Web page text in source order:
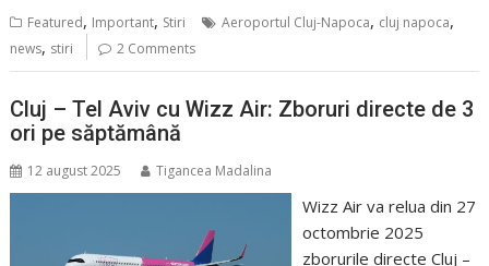
Featured, Important, Stiri Aeroportul Cluj-Napoca, cluj napoca,
news, stiri 2 Comments
Cluj – Tel Aviv cu Wizz Air: Zboruri directe de 3
ori pe săptămână
12 august 2025 Tigancea Madalina
Wizz Air va relua din 27
octombrie 2025
zborurile directe Cluj –